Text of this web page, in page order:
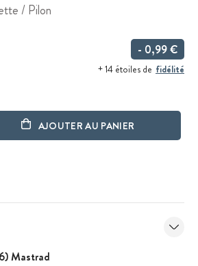
/ Pilon
- 0,99 €
+ 14 étoiles de fidélité
AJOUTER AU PANIER
Mastrad